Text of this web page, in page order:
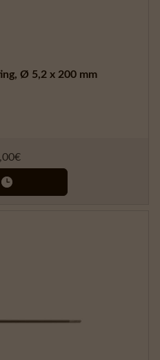
Ø 5,2 x 200 mm
€